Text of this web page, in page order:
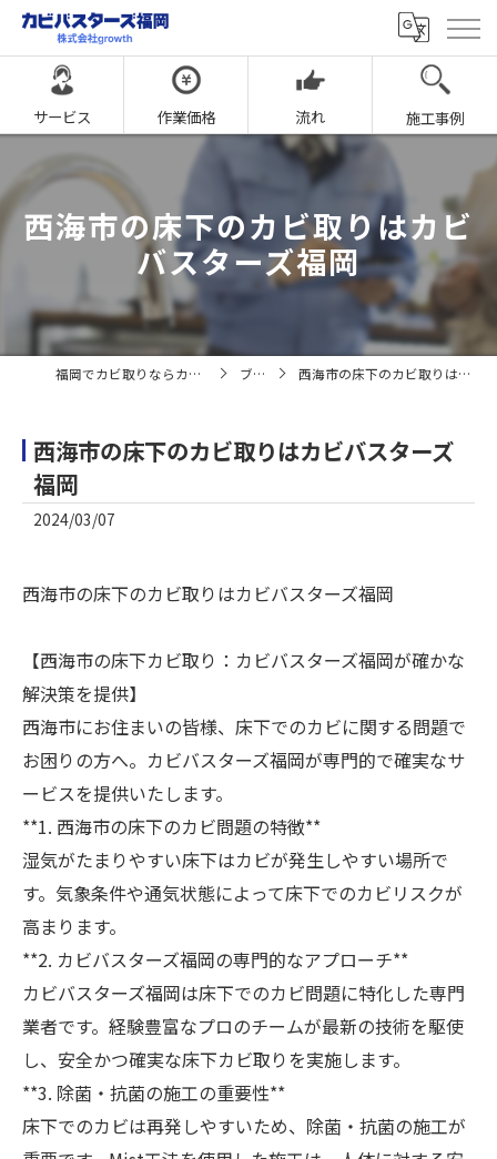
サービス 作業価格 流れ 施工事例
西海市の床下のカビ取りはカビ
バスターズ福岡
福岡でカビ取りならカビバスターズ福岡 ブログ 西海市の床下のカビ取りはカビバスターズ福岡
西海市の床下のカビ取りはカビバスターズ
福岡
2024/03/07
西海市の床下のカビ取りはカビバスターズ福岡
【西海市の床下カビ取り：カビバスターズ福岡が確かな
解決策を提供】
西海市にお住まいの皆様、床下でのカビに関する問題で
お困りの方へ。カビバスターズ福岡が専門的で確実なサ
ービスを提供いたします。
**1. 西海市の床下のカビ問題の特徴**
湿気がたまりやすい床下はカビが発生しやすい場所で
す。気象条件や通気状態によって床下でのカビリスクが
高まります。
**2. カビバスターズ福岡の専門的なアプローチ**
カビバスターズ福岡は床下でのカビ問題に特化した専門
業者です。経験豊富なプロのチームが最新の技術を駆使
し、安全かつ確実な床下カビ取りを実施します。
**3. 除菌・抗菌の施工の重要性**
床下でのカビは再発しやすいため、除菌・抗菌の施工が